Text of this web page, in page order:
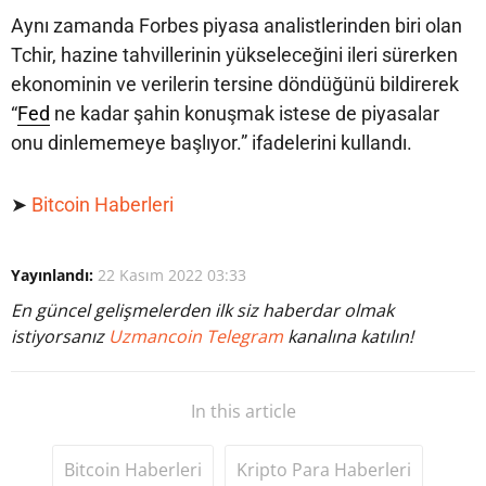
Aynı zamanda Forbes piyasa analistlerinden biri olan
Tchir, hazine tahvillerinin yükseleceğini ileri sürerken
ekonominin ve verilerin tersine döndüğünü bildirerek
“Fed ne kadar şahin konuşmak istese de piyasalar
onu dinlememeye başlıyor.” ifadelerini kullandı.
➤ Bitcoin Haberleri
Yayınlandı: 22 Kasım 2022 03:33
En güncel gelişmelerden ilk siz haberdar olmak
istiyorsanız Uzmancoin Telegram kanalına katılın!
In this article
Bitcoin Haberleri Kripto Para Haberleri